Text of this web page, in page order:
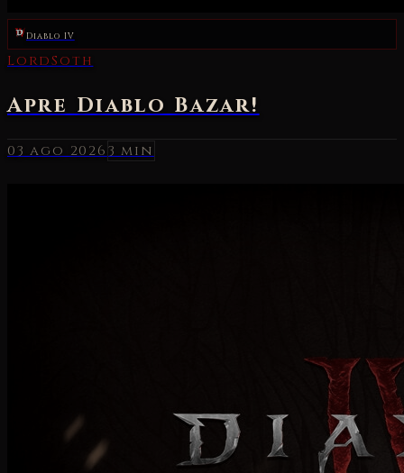
Diablo IV
03 ago 20263 min